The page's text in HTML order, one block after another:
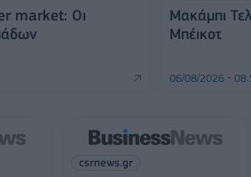
market: Οι
Μακάμπι
Μπέικοτ
06/08/2026 -
csrnews.gr